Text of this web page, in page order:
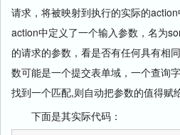
请求，将被映射到执行的实际的
action中定义了一个输入参数，名为
的请求的参数，看是否有任何具有相
数可能是一个提交表单域，一个查询
找到一个匹配,则自动把参数的值得赋
下面是其实际代码：